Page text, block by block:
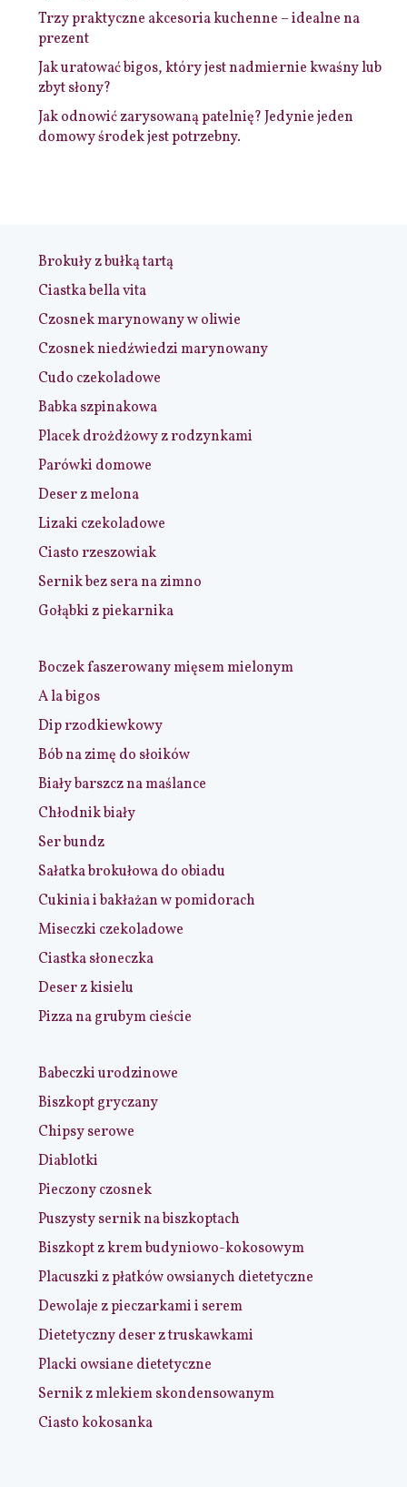
Trzy praktyczne akcesoria kuchenne – idealne na
prezent
Jak uratować bigos, który jest nadmiernie kwaśny lub
zbyt słony?
Jak odnowić zarysowaną patelnię? Jedynie jeden
domowy środek jest potrzebny.
Brokuły z bułką tartą
Ciastka bella vita
Czosnek marynowany w oliwie
Czosnek niedźwiedzi marynowany
Cudo czekoladowe
Babka szpinakowa
Placek drożdżowy z rodzynkami
Parówki domowe
Deser z melona
Lizaki czekoladowe
Ciasto rzeszowiak
Sernik bez sera na zimno
Gołąbki z piekarnika
Boczek faszerowany mięsem mielonym
A la bigos
Dip rzodkiewkowy
Bób na zimę do słoików
Biały barszcz na maślance
Chłodnik biały
Ser bundz
Sałatka brokułowa do obiadu
Cukinia i bakłażan w pomidorach
Miseczki czekoladowe
Ciastka słoneczka
Deser z kisielu
Pizza na grubym cieście
Babeczki urodzinowe
Biszkopt gryczany
Chipsy serowe
Diablotki
Pieczony czosnek
Puszysty sernik na biszkoptach
Biszkopt z krem budyniowo-kokosowym
Placuszki z płatków owsianych dietetyczne
Dewolaje z pieczarkami i serem
Dietetyczny deser z truskawkami
Placki owsiane dietetyczne
Sernik z mlekiem skondensowanym
Ciasto kokosanka